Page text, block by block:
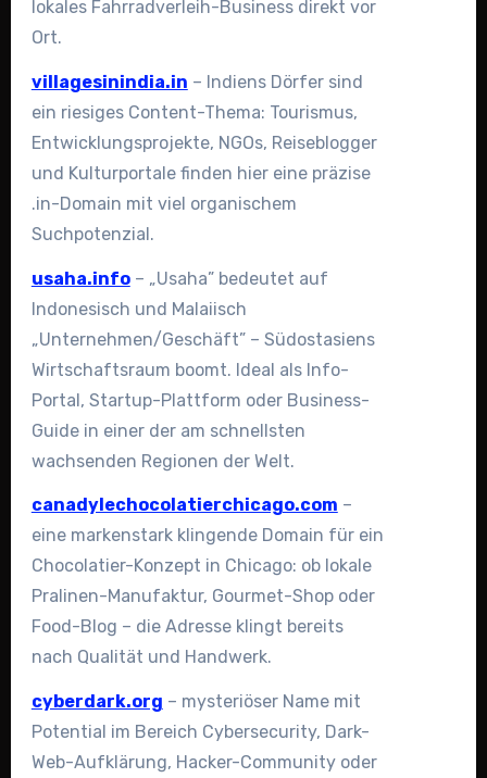
lokales Fahrradverleih-Business direkt vor
Ort.
villagesinindia.in – Indiens Dörfer sind
ein riesiges Content-Thema: Tourismus,
Entwicklungsprojekte, NGOs, Reiseblogger
und Kulturportale finden hier eine präzise
.in-Domain mit viel organischem
Suchpotenzial.
usaha.info– „Usaha” bedeutet auf
Indonesisch und Malaiisch
„Unternehmen/Geschäft” – Südostasiens
Wirtschaftsraum boomt. Ideal als Info-
Portal, Startup-Plattform oder Business-
Guide in einer der am schnellsten
wachsenden Regionen der Welt.
canadylechocolatierchicago.com –
eine markenstark klingende Domain für ein
Chocolatier-Konzept in Chicago: ob lokale
Pralinen-Manufaktur, Gourmet-Shop oder
Food-Blog – die Adresse klingt bereits
nach Qualität und Handwerk.
cyberdark.org – mysteriöser Name mit
Potential im Bereich Cybersecurity, Dark-
Web-Aufklärung, Hacker-Community oder